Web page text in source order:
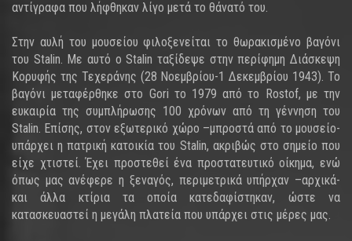
αντίγραφα που λήφθηκαν λίγο μετά το θάνατό του.
Στην αυλή του μουσείου φιλοξενείται το θωρακισμένο βαγόνι
του Stalin. Με αυτό ο Stalin ταξίδεψε στην περίφημη Διάσκεψη
Κορυφής της Τεχεράνης (28 Νοεμβρίου-1 Δεκεμβρίου 1943). Το
βαγόνι μεταφέρθηκε στο Gori το 1979 από το Rostof, με την
ευκαιρία της συμπλήρωσης 100 χρόνων από τη γέννηση του
Stalin. Επίσης, στον εξωτερικό χώρο –μπροστά από το μουσείο-
υπάρχει η πατρική κατοικία του Stalin, ακριβώς στο σημείο που
είχε χτιστεί. Έχει προστεθεί ένα προστατευτικό οίκημα, ενώ
όπως μας ανέφερε η ξεναγός, περιμετρικά υπήρχαν –αρχικά-
και άλλα κτίρια τα οποία κατεδαφίστηκαν, ώστε να
κατασκευαστεί η μεγάλη πλατεία που υπάρχει στις μέρες μας.